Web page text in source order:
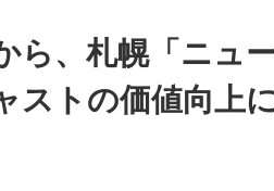
、札幌「ニュー
ストの価値向上